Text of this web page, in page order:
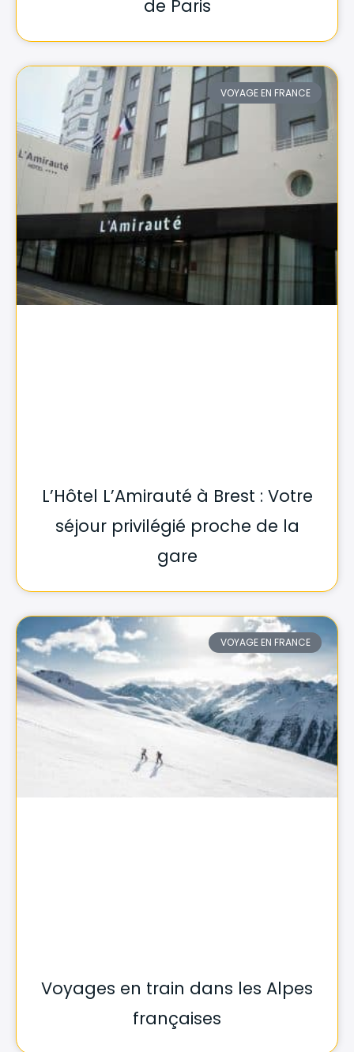
de Paris
VOYAGE EN FRANCE
L’Hôtel L’Amirauté à Brest : Votre
séjour privilégié proche de la
gare
VOYAGE EN FRANCE
Voyages en train dans les Alpes
françaises